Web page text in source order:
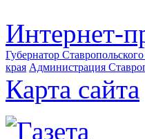
Интернет-
Губернатор
края Администрация
Карта сайта